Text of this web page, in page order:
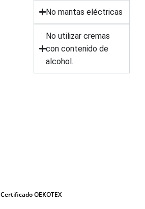
No mantas eléctricas
No utilizar cremas
con contenido de
alcohol.
Certificado OEKOTEX